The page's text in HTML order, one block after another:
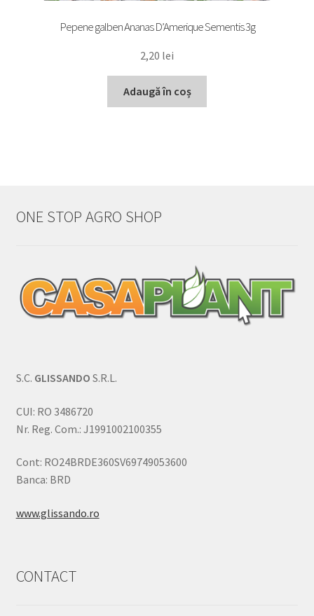
Pepene galben Ananas D’Amerique Sementis 3g
2,20 lei
Adaugă în coș
ONE STOP AGRO SHOP
S.C. GLISSANDO S.R.L.
CUI: RO 3486720
Nr. Reg. Com.: J1991002100355
Cont: RO24BRDE360SV69749053600
Banca: BRD
www.glissando.ro
CONTACT